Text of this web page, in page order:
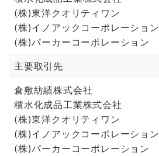
(株)東洋クオリティワン
(株)イノアックコーポレーション
(株)パーカーコーポレーション
主要取引先
倉敷紡績株式会社
積水化成品工業株式会社
(株)東洋クオリティワン
(株)イノアックコーポレーション
(株)パーカーコーポレーション